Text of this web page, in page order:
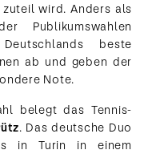
wird. Anders als
Publikumswahlen
beste
ab und geben der
Note.
belegt das Tennis-
. Das deutsche Duo
in Turin in einem